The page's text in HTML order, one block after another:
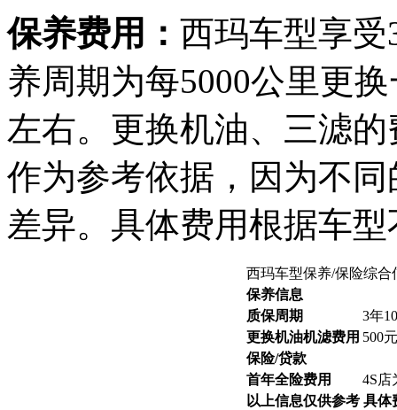
保养费用： 西玛车型享
养周期为每5000公里更
左右。更换机油、三滤
作为参考依据，因为不
差异。具体费用根据车
西玛车型保养/保险综合
保养信息
质保周期
3年
更换机油机滤费用 500
保险/贷款
首年全险费用
4S店
以上信息仅供参考 具